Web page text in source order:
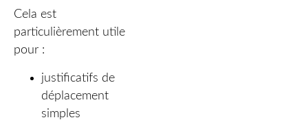
Cela est
particulièrement utile
pour :
justificatifs de
déplacement
simples